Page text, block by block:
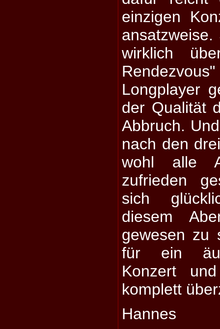
einzigen
wirklich
Longplayer
der Qualität
Abbruch.
nach den
wohl alle
zufrieden
sich
diesem
gewesen zu
für ein
Konzert
komplett
Hannes